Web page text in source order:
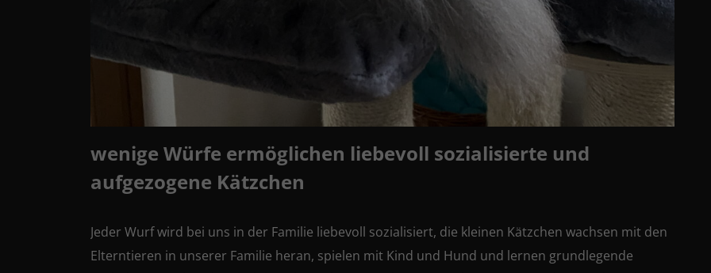
wenige Würfe ermöglichen liebevoll sozialisierte und
aufgezogene Kätzchen
Jeder Wurf wird bei uns in der Familie liebevoll sozialisiert, die kleinen Kätzchen wachsen mit den
Elterntieren in unserer Familie heran, spielen mit Kind und Hund und lernen grundlegende